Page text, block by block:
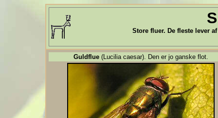
Store fluer. De fleste lever
Guldflue(Lucilia caesar). Den er jo ganske flot.